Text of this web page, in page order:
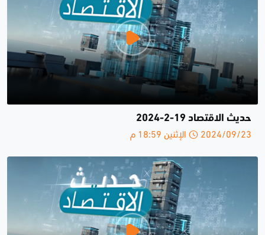
حديث الاقتصاد 19-2-2024
2024/09/23 الإثنين 18:59 م